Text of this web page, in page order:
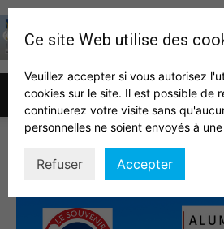
Conf Barcellini
Ce site Web utilise des
Veuillez accepter si vous autorisez
cookies sur le site. Il est possible de
continuerez votre visite sans
personnelles ne soient envoyés à
Refuser Accepter